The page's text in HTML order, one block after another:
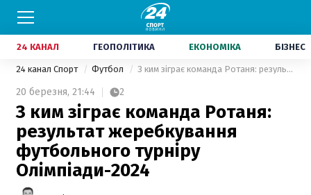
24 КАНАЛ ГЕОПОЛІТИКА ЕКОНОМІКА БІЗНЕС
24 канал Спорт Футбол З ким зіграє команда Ротаня: результат жеребкування футбольного турніру Олімпіади-2024
20 березня, 21:44 2
З ким зіграє команда Ротаня:
результат жеребкування
футбольного турніру
Олімпіади-2024